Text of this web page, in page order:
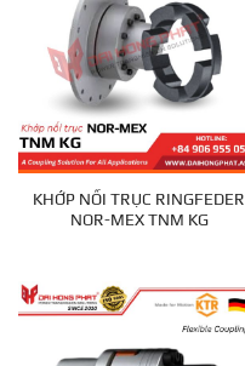
KHỚP NỐI TRỤC RINGFEDER
NOR-MEX TNM KG